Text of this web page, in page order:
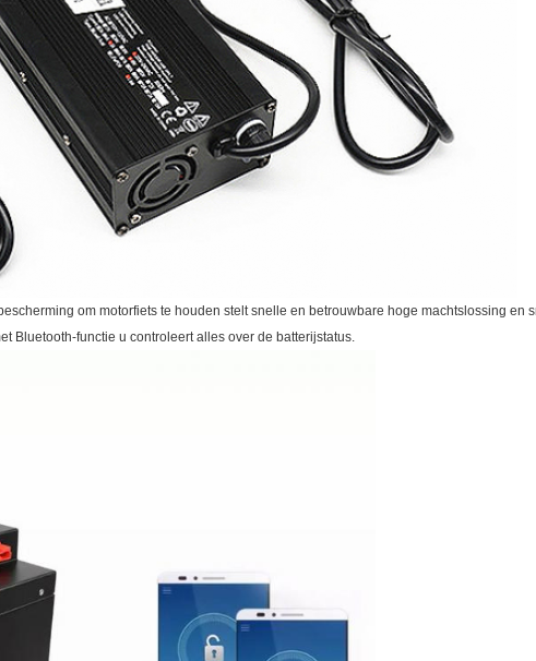
om motorfiets te houden stelt snelle en betrouwbare hoge machtslossing en
Bluetooth-functie u controleert alles over de batterijstatus.